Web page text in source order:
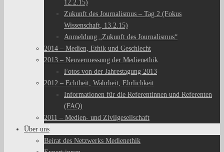
12.2.15)
Zukunft des Journalismus – Tag 2 (Fokus
Wissenschaft, 13.2.15)
Anmeldung „Zukunft des Journalismus“
2014 – Medien, Ethik und Geschlecht
2013 – Neuvermessung der Medienethik
Fotos von der Jahrestagung 2013
2012 – Echtheit, Wahrheit, Ehrlichkeit
Informationen für die Referentinnen und Referenten
(FAQ)
2011 – Medien- und Zivilgesellschaft
Über uns
Beirat des Netzwerks Medienethik